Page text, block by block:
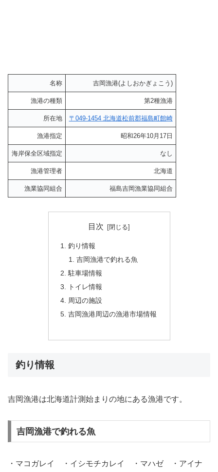
名称 吉岡漁港(よしおかぎょこう)
漁港の種類 第2種漁港
所在地 〒049-1454 北海道松前郡福島町館崎
漁港指定 昭和26年10月17日
海岸保全区域指定 なし
漁港管理者 北海道
漁業協同組合 福島吉岡漁業協同組合
目次
釣り情報
吉岡漁港で釣れる魚
駐車場情報
トイレ情報
周辺の施設
吉岡漁港周辺の漁港市場情報
釣り情報
吉岡漁港は北海道計測始まりの地にある漁港です。
吉岡漁港で釣れる魚
・マコガレイ ・イシモチカレイ ・マハゼ ・アイナ